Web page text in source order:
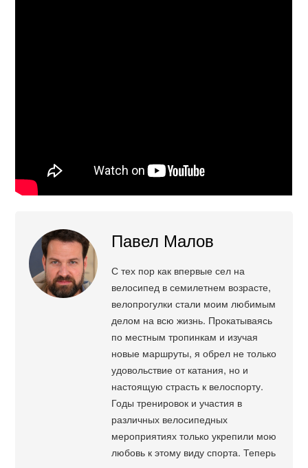
Павел Малов
С тех пор как впервые сел на
велосипед в семилетнем возрасте,
велопрогулки стали моим любимым
делом на всю жизнь. Прокатываясь
по местным тропинкам и изучая
новые маршруты, я обрел не только
удовольствие от катания, но и
настоящую страсть к велоспорту.
Годы тренировок и участия в
различных велосипедных
мероприятиях только укрепили мою
любовь к этому виду спорта. Теперь